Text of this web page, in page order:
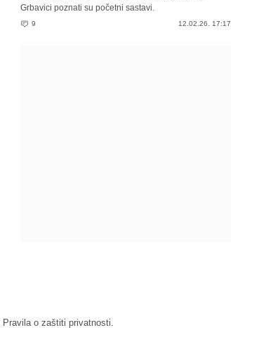
Grbavici poznati su početni sastavi.
9 12.02.26. 17:17
Pravila o zaštiti privatnosti.